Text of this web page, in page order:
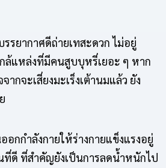
รยากาศดีถ่ายเทสะดวก ไม่อยู่
ล้แหล่งที่มีคนสูบบุหรี่เยอะ ๆ หาก
ากจะเสี่ยงมะเร็งเต้านมแล้ว ยัง
อกกำลังกายให้ร่างกายแข็งแรงอยู่
ที่ดี ที่สำคัญยังเป็นการลดน้ำหนักไป